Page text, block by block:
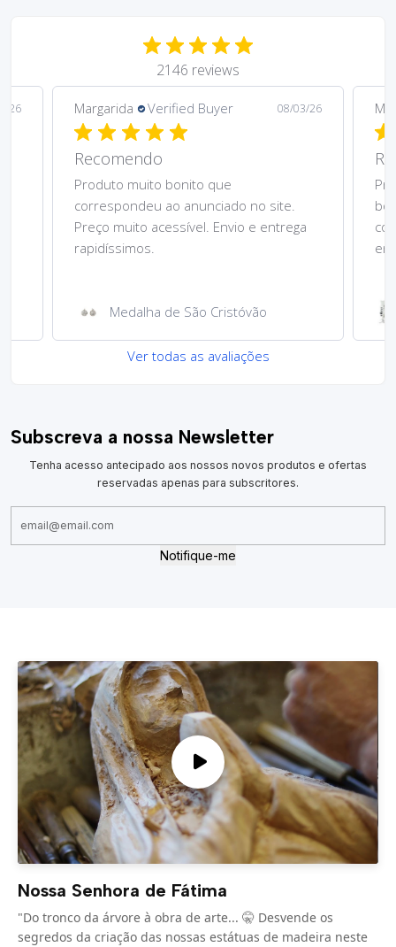
2146 reviews
26 Margarida Verified Buyer 08/03/26
Recomendo
Produto muito bonito que
correspondeu ao anunciado no site.
Preço muito acessível. Envio e entrega
rapidíssimos.
Medalha de São Cristóvão
Ver todas as avaliações
Subscreva a nossa Newsletter
Tenha acesso antecipado aos nossos novos produtos e ofertas
reservadas apenas para subscritores.
Notifique-me
Nossa Senhora de Fátima
"Do tronco da árvore à obra de arte... 🤫 Desvende os
segredos da criação das nossas estátuas de madeira neste